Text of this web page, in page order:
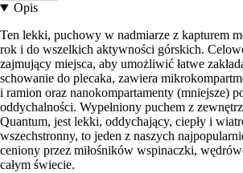
Opis
Ten lekki, puchowy w nadmiarze z kapturem
rok i do wszelkich aktywności górskich.
zajmujący miejsca, aby umożliwić łatwe
schowanie do plecaka, zawiera
i ramion oraz nanokompartamenty (mniejsze)
oddychalności. Wypełniony puchem z
Quantum, jest lekki, oddychający, ciepły i
wszechstronny, to jeden z naszych
ceniony przez miłośników wspinaczki,
całym świecie.